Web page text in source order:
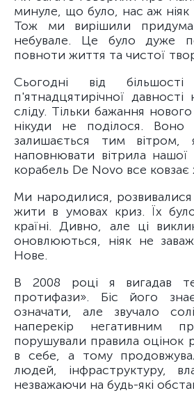
минуле, що було, нас аж ніяк
Тож ми вирішили
небувале. Це було дуже
повноти життя та чистої
Сьогодні від
п'ятнадцятирічної
сліду. Тільки бажання
нікуди не поділося.
залишається тим вітром,
наповнювати вітрила нашої
корабель De Novo все
Ми народилися,
жити в умовах криз. Їх
країні. Дивно, але ці
оновлюються, ніяк не
Нове.
В 2008 році я вигадав
протифази». Біс його
означати, але звучало
наперекір негативним
порушували правила оцінок
в себе, а тому
людей, інфраструктуру,
незважаючи на будь-які